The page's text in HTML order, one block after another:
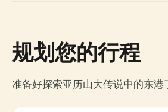
规划您的行程
准备好探索亚历山大传说中的东港